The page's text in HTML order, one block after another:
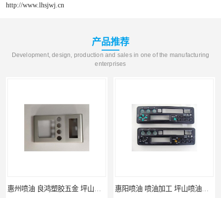
http://www.lhsjwj.cn
产品推荐
Development, design, production and sales in one of the manufacturing
enterprises